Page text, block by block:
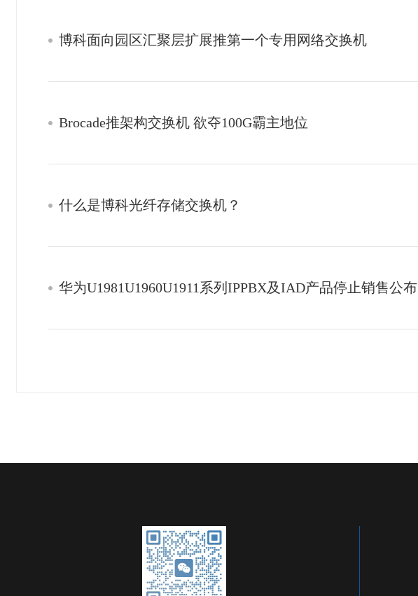
博科面向园区汇聚层扩展推第一个专用网络交换机
Brocade推架构交换机 欲夺100G霸主地位
什么是博科光纤存储交换机？
华为U1981U1960U1911系列IPPBX及IAD产品停止销售公布